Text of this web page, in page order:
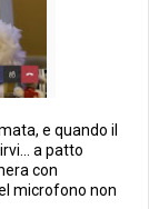
e quando il
a patto
con
microfono non